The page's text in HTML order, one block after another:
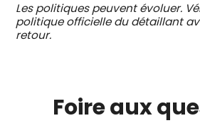
Les politiques peuvent évoluer.
politique officielle du détaillant
retour.
Foire aux